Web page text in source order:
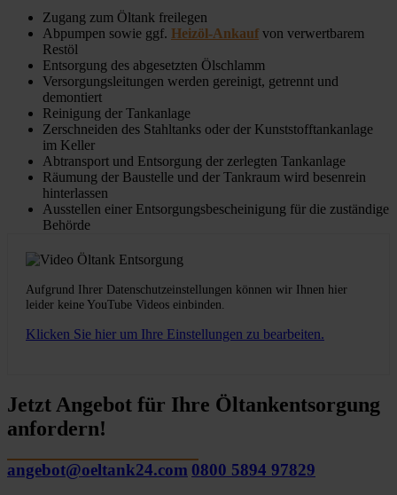
Zugang zum Öltank freilegen
Abpumpen sowie ggf. Heizöl-Ankauf von verwertbarem
Restöl
Entsorgung des abgesetzten Ölschlamm
Versorgungsleitungen werden gereinigt, getrennt und
demontiert
Reinigung der Tankanlage
Zerschneiden des Stahltanks oder der Kunststofftankanlage
im Keller
Abtransport und Entsorgung der zerlegten Tankanlage
Räumung der Baustelle und der Tankraum wird besenrein
hinterlassen
Ausstellen einer Entsorgungsbescheinigung für die zuständige
Behörde
Aufgrund Ihrer Datenschutzeinstellungen können wir Ihnen hier
leider keine YouTube Videos einbinden.
Klicken Sie hier um Ihre Einstellungen zu bearbeiten.
Jetzt Angebot für Ihre Öltankentsorgung
anfordern!
angebot@oeltank24.com 0800 5894 97829